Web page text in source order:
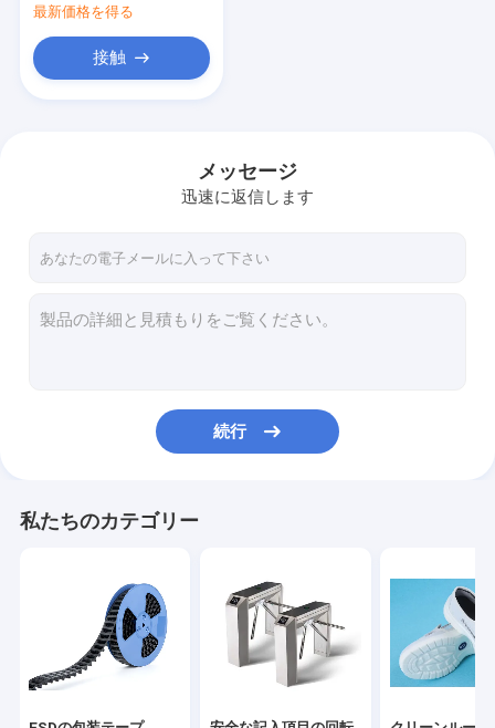
最新価格を得る
接触
メッセージ
迅速に返信します
続行
私たちのカテゴリー